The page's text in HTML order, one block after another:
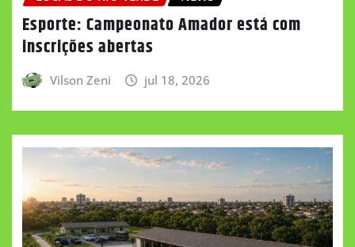
Esporte: Campeonato Amador está com
inscrições abertas
Vilson Zeni jul 18, 2026